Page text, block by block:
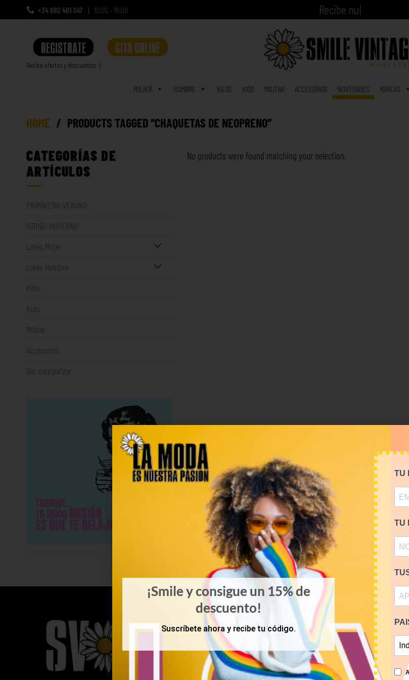
+34 692 461 347 10:00 - 18:00 R|
REGISTRATE
Recibe ofertas y descuentos :)
CITA ONLINE
MUJER HOMBRE KILOS KIDS MILITAR ACCESORIOS NOVEDADES MARCAS
HOME / PRODUCTS TAGGED “CHAQUETAS DE NEOPRENO”
CATEGORÍAS DE
ARTÍCULOS
PRIMAVERA-VERANO
OTOÑO-INVIERNO
Lotes Mujer
Lotes Hombre
Kilos
Kids
Militar
Accesorios
Sin categorizar
No products were found matching your selection.
ACCESO A MI CUENTA
COMPRA
¡Smile y consigue un 15% de
descuento!
Suscríbete ahora y recibe tu código.
TU
TU